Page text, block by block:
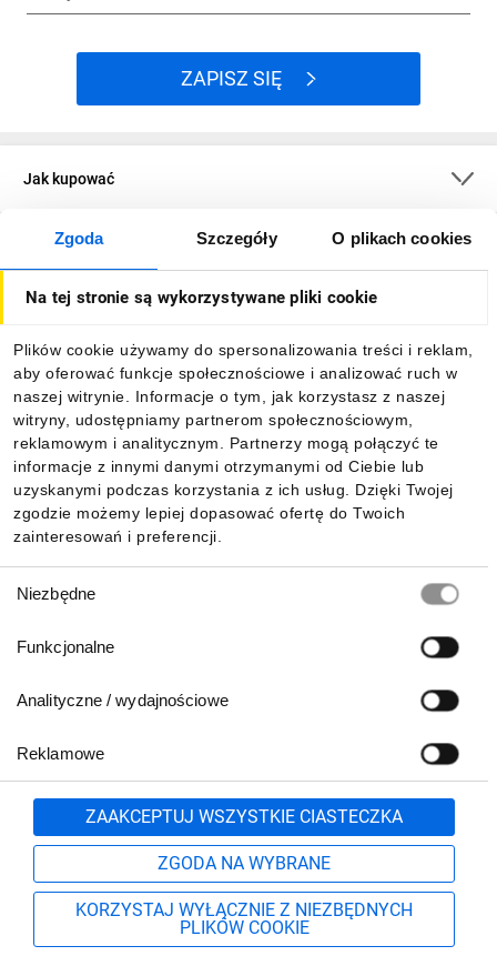
Zgoda Szczegóły O plikach cookies
Na tej stronie są wykorzystywane pliki cookie
Plików cookie używamy do spersonalizowania treści i reklam,
aby oferować funkcje społecznościowe i analizować ruch w
naszej witrynie. Informacje o tym, jak korzystasz z naszej
witryny, udostępniamy partnerom społecznościowym,
reklamowym i analitycznym. Partnerzy mogą połączyć te
informacje z innymi danymi otrzymanymi od Ciebie lub
uzyskanymi podczas korzystania z ich usług. Dzięki Twojej
zgodzie możemy lepiej dopasować ofertę do Twoich
zainteresowań i preferencji.
zgody
Niezbędne
Funkcjonalne
Analityczne / wydajnościowe
Reklamowe
ZAAKCEPTUJ WSZYSTKIE CIASTECZKA
ZGODA NA WYBRANE
KORZYSTAJ WYŁĄCZNIE Z NIEZBĘDNYCH
PLIKÓW COOKIE
ZAPISZ SIĘ
Jak kupować
O firmie
Informacje
Pobierz naszą aplikację mobilną:
801 500 700 lub
71 37 61 600
Formularz kontaktowy